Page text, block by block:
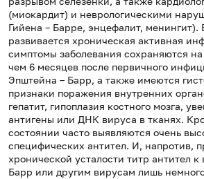
(миокардит) и неврологическими
Гийена – Барре, энцефалит, менингит).
развивается хроническая активная
симптомы заболевания сохраняются
чем 6 месяцев после первичного
Эпштейна – Барр, а также имеются
признаки поражения внутренних
гепатит, гипоплазия костного мозга,
антигены или ДНК вируса в тканях.
состоянии часто выявляются очень
специфических антител. И, напротив,
хронической усталости титр антител
Барр или другим вирусам лишь